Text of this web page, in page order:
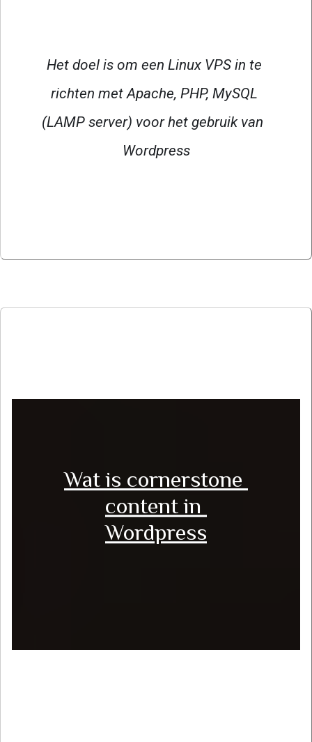
Het doel is om een Linux VPS in te
richten met Apache, PHP, MySQL
(LAMP server) voor het gebruik van
Wordpress
Wat is cornerstone
content in
Wordpress